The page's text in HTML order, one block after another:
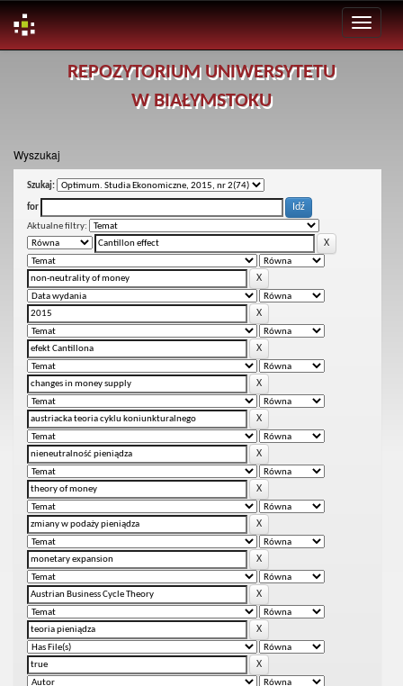
REPOZYTORIUM UNIWERSYTETU
W BIAŁYMSTOKU
Wyszukaj
Szukaj:
for
Aktualne filtry: